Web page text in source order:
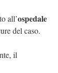
all’ospedale
del caso.
il